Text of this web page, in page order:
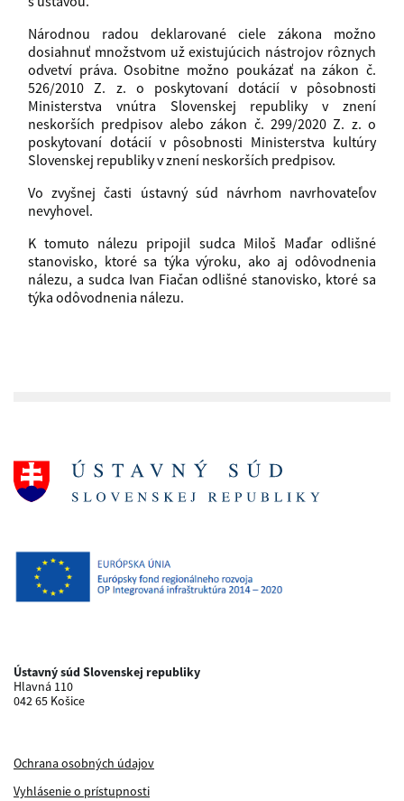
Národnou radou deklarované ciele zákona možno
dosiahnuť množstvom už existujúcich nástrojov rôznych
odvetví práva. Osobitne možno poukázať na zákon č.
526/2010 Z. z. o poskytovaní dotácií v pôsobnosti
Ministerstva vnútra Slovenskej republiky v znení
neskorších predpisov alebo zákon č. 299/2020 Z. z. o
poskytovaní dotácií v pôsobnosti Ministerstva kultúry
Slovenskej republiky v znení neskorších predpisov.
Vo zvyšnej časti ústavný súd návrhom navrhovateľov
nevyhovel.
K tomuto nálezu pripojil sudca Miloš Maďar odlišné
stanovisko, ktoré sa týka výroku, ako aj odôvodnenia
nálezu, a sudca Ivan Fiačan odlišné stanovisko, ktoré sa
týka odôvodnenia nálezu.
Ústavný súd Slovenskej republiky
Hlavná 110
042 65 Košice
Ochrana osobných údajov
Vyhlásenie o prístupnosti